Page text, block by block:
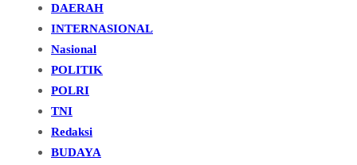
DAERAH
INTERNASIONAL
Nasional
POLITIK
POLRI
TNI
Redaksi
BUDAYA